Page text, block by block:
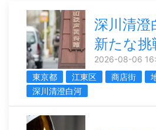
深川清澄
新たな挑
2026-08-06
東京都
江東区 商店街
深川清澄白河